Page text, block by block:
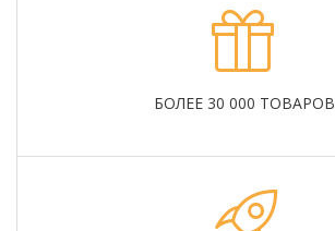
БОЛЕЕ 30 000 ТОВАРОВ